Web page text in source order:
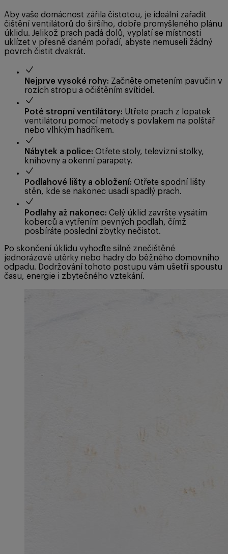
Aby vaše domácnost zářila čistotou, je ideální zařadit
čištění ventilátorů do širšího, dobře promyšleného plánu
úklidu. Jelikož prach padá dolů, vyplatí se místnosti
uklízet v přesně daném pořadí, abyste nemuseli žádný
povrch čistit dvakrát.
Nejprve vysoké rohy: Začněte ometením pavučin v
rozích stropu a očištěním svítidel.
Poté stropní ventilátory: Utřete prach z lopatek
ventilátoru pomocí metody s povlakem na polštář
nebo vlhkým hadříkem.
Nábytek a police: Otřete stoly, televizní stolky,
knihovny a okenní parapety.
Podlahové lišty a obložení: Otřete spodní lišty
stěn, kde se nakonec usadí spadlý prach.
Podlahy až nakonec: Celý úklid završte vysátím
koberců a vytřením pevných podlah, čímž
posbíráte poslední zbytky nečistot.
Po skončení úklidu vyhoďte silně znečištěné
jednorázové utěrky nebo hadry do běžného domovního
odpadu. Dodržování tohoto postupu vám ušetří spoustu
času, energie i zbytečného vztekání.